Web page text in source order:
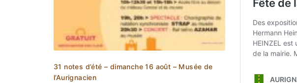
31 notes d’été – dimanche 16 août – Musée de
l’Aurignacien